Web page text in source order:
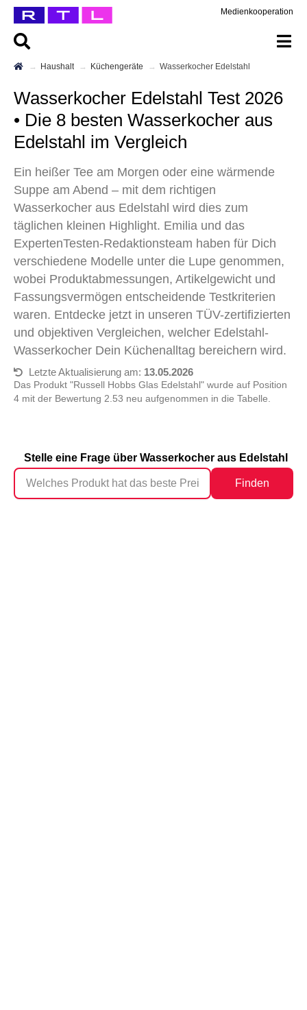
Medienkooperation
Haushalt Küchengeräte Wasserkocher Edelstahl
Wasserkocher Edelstahl Test 2026
• Die 8 besten Wasserkocher aus
Edelstahl im Vergleich
Ein heißer Tee am Morgen oder eine wärmende
Suppe am Abend – mit dem richtigen
Wasserkocher aus Edelstahl wird dies zum
täglichen kleinen Highlight. Emilia und das
ExpertenTesten-Redaktionsteam haben für Dich
verschiedene Modelle unter die Lupe genommen,
wobei Produktabmessungen, Artikelgewicht und
Fassungsvermögen entscheidende Testkriterien
waren. Entdecke jetzt in unseren TÜV-zertifizierten
und objektiven Vergleichen, welcher Edelstahl-
Wasserkocher Dein Küchenalltag bereichern wird.
Letzte Aktualisierung am: 13.05.2026
Das Produkt "Russell Hobbs Glas Edelstahl" wurde auf Position
4 mit der Bewertung 2.53 neu aufgenommen in die Tabelle.
Stelle eine Frage über Wasserkocher aus Edelstahl
Finden